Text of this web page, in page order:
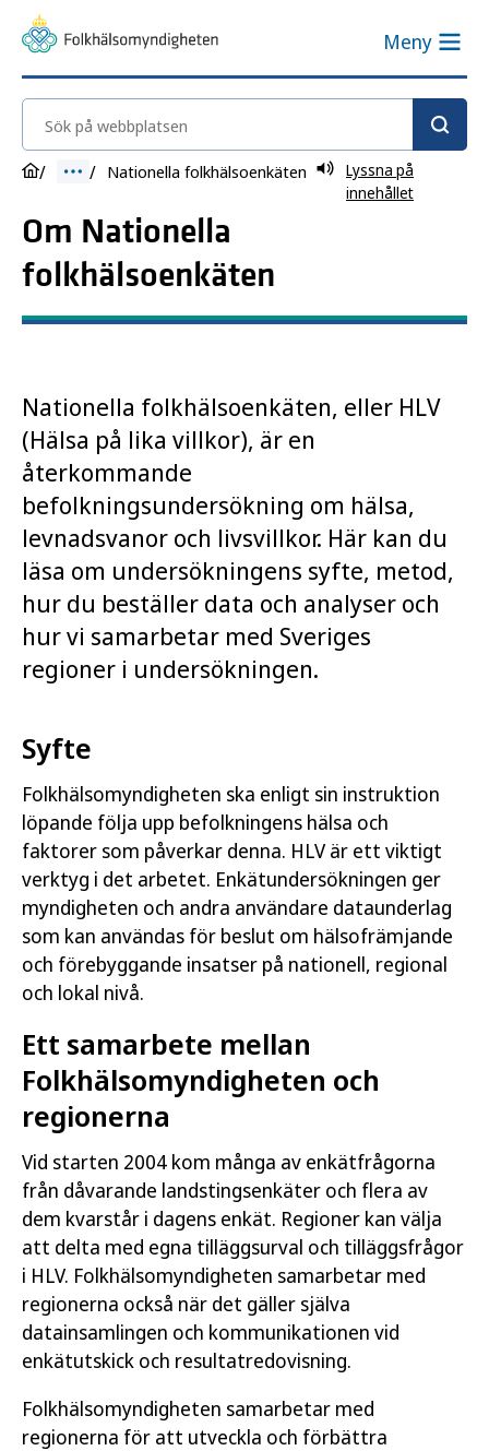
Meny
Sök på webbplatsen
Nationella folkhälsoenkäten
Lyssna på
innehållet
Om Nationella
folkhälsoenkäten
Nationella folkhälsoenkäten, eller HLV
(Hälsa på lika villkor), är en
återkommande
befolkningsundersökning om hälsa,
levnadsvanor och livsvillkor. Här kan du
läsa om undersökningens syfte, metod,
hur du beställer data och analyser och
hur vi samarbetar med Sveriges
regioner i undersökningen.
Syfte
Folkhälsomyndigheten ska enligt sin instruktion
löpande följa upp befolkningens hälsa och
faktorer som påverkar denna. HLV är ett viktigt
verktyg i det arbetet. Enkätundersökningen ger
myndigheten och andra användare dataunderlag
som kan användas för beslut om hälsofrämjande
och förebyggande insatser på nationell, regional
och lokal nivå.
Ett samarbete mellan
Folkhälsomyndigheten och
regionerna
Vid starten 2004 kom många av enkätfrågorna
från dåvarande landstingsenkäter och flera av
dem kvarstår i dagens enkät. Regioner kan välja
att delta med egna tilläggsurval och tilläggsfrågor
i HLV. Folkhälsomyndigheten samarbetar med
regionerna också när det gäller själva
datainsamlingen och kommunikationen vid
enkätutskick och resultatredovisning.
Folkhälsomyndigheten samarbetar med
regionerna för att utveckla och förbättra